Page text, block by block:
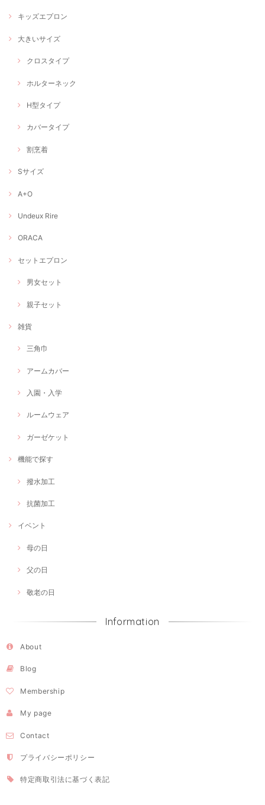
キッズエプロン
大きいサイズ
クロスタイプ
ホルターネック
H型タイプ
カバータイプ
割烹着
Sサイズ
A+O
Undeux Rire
ORACA
セットエプロン
男女セット
親子セット
雑貨
三角巾
アームカバー
入園・入学
ルームウェア
ガーゼケット
機能で探す
撥水加工
抗菌加工
イベント
母の日
父の日
敬老の日
Information
About
Blog
Membership
My page
Contact
プライバシーポリシー
特定商取引法に基づく表記